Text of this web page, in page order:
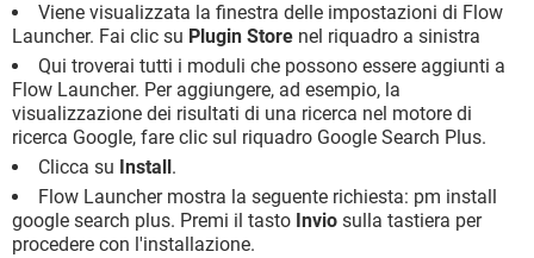
Viene visualizzata la finestra delle impostazioni di Flow
Launcher. Fai clic su Plugin Store nel riquadro a sinistra
Qui troverai tutti i moduli che possono essere aggiunti a
Flow Launcher. Per aggiungere, ad esempio, la
visualizzazione dei risultati di una ricerca nel motore di
ricerca Google, fare clic sul riquadro Google Search Plus.
Clicca su Install.
Flow Launcher mostra la seguente richiesta: pm install
google search plus. Premi il tasto Invio sulla tastiera per
procedere con l'installazione.